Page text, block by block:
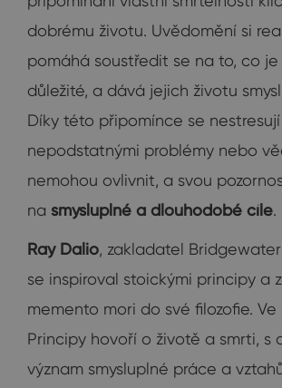
dobrému životu. Uvědomění si
pomáhá soustředit se na to, co
důležité, a dává jejich životu
Díky této připomínce se nestresují
nepodstatnými problémy nebo
nemohou ovlivnit, a svou
na smysluplné a dlouhodobé cíle.
Ray Dalio, zakladatel
se inspiroval stoickými principy a
memento mori do své filozofie. Ve
Principy hovoří o životě a smrti, s
význam smysluplné práce a